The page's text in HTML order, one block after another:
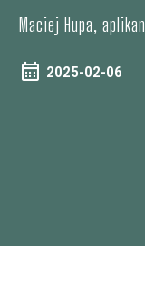
Maciej Hupa,
2025-02-06